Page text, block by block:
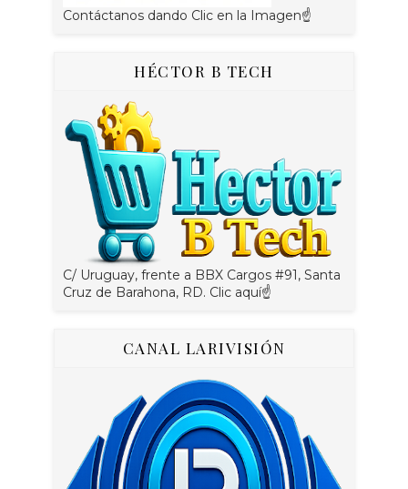
Contáctanos dando Clic en la Imagen☝
HÉCTOR B TECH
C/ Uruguay, frente a BBX Cargos #91, Santa
Cruz de Barahona, RD. Clic aquí☝
CANAL LARIVISIÓN